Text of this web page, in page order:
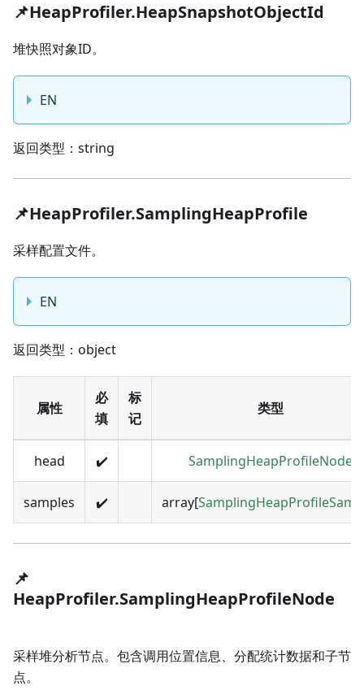
📌HeapProfiler.HeapSnapshotObjectId
堆快照对象ID。
EN
返回类型：string
📌HeapProfiler.SamplingHeapProfile
采样配置文件。
EN
返回类型：object
属性
必
填
标
记
类型
head ✔️ SamplingHeapProfileNode
samples ✔️ array[
📌
HeapProfiler.SamplingHeapProfileNode
采样堆分析节点。包含调用位置信息、分配统计数据和子节
点。